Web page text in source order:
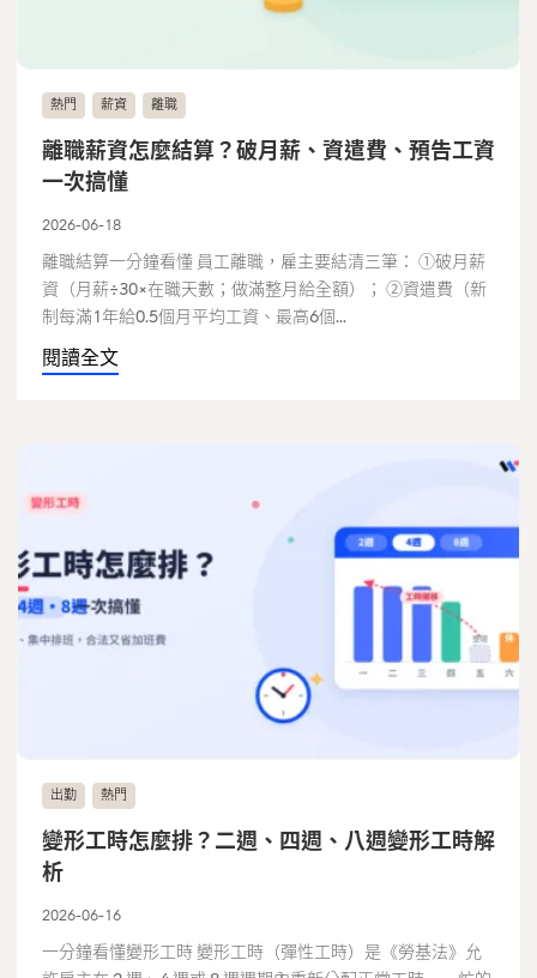
熱門 薪資 離職
離職薪資怎麼結算？破月薪、資遣費、預告工資
一次搞懂
2026-06-18
離職結算一分鐘看懂 員工離職，雇主要結清三筆： ①破月薪
資（月薪÷30×在職天數；做滿整月給全額）； ②資遣費（新
制每滿1年給0.5個月平均工資、最高6個...
閱讀全文
出勤 熱門
變形工時怎麼排？二週、四週、八週變形工時解
析
2026-06-16
一分鐘看懂變形工時 變形工時（彈性工時）是《勞基法》允